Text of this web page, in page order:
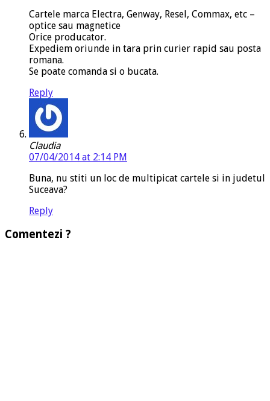
Cartele marca Electra, Genway, Resel, Commax, etc –
optice sau magnetice
Orice producator.
Expediem oriunde in tara prin curier rapid sau posta
romana.
Se poate comanda si o bucata.
Reply
Claudia
07/04/2014 at 2:14 PM
Buna, nu stiti un loc de multipicat cartele si in judetul
Suceava?
Reply
Comentezi ?